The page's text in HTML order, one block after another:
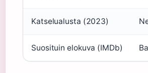
Katselualusta (2023)
Suosituin elokuva (IMDb)